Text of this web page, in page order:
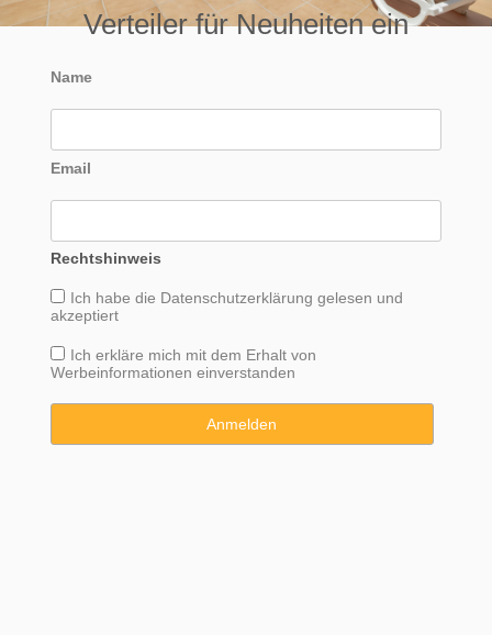
Verteiler für Neuheiten ein
Name
Email
Rechtshinweis
Ich habe die Datenschutzerklärung gelesen und
akzeptiert
Ich erkläre mich mit dem Erhalt von
Werbeinformationen einverstanden